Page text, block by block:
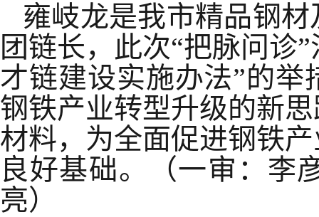
雍岐龙是我市精品钢
团链长，此次“把脉问诊
才链建设实施办法”的
钢铁产业转型升级的新
材料，为全面促进钢铁
良好基础。（一审：李
亮）